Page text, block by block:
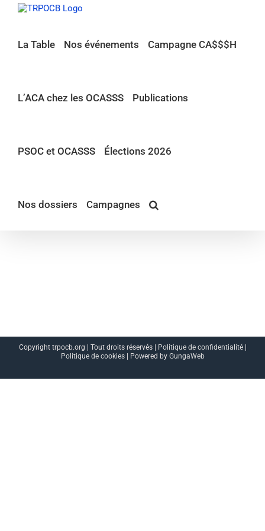
Passer
La Table Nos événements Campagne CA$$$H
L’ACA chez les OCASSS Publications
PSOC et OCASSS Élections 2026
Nos dossiers Campagnes
Copyright trpocb.org | Tout droits réservés | Politique de confidentialité|
Politique de cookies| Powered by GungaWeb